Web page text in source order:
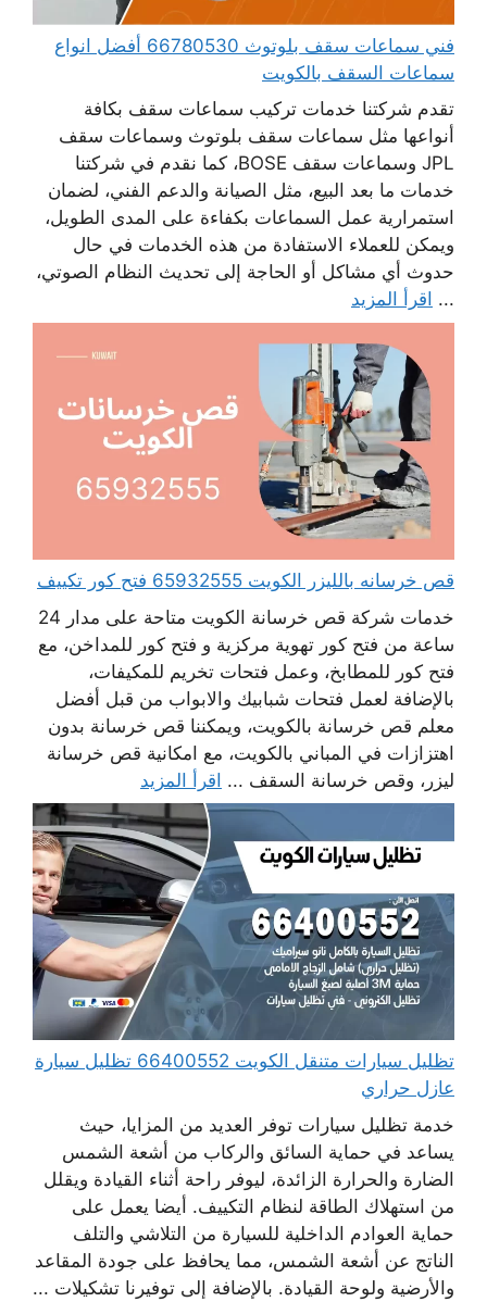
فني سماعات سقف بلوتوث 66780530 أفضل انواع
سماعات السقف بالكويت
تقدم شركتنا خدمات تركيب سماعات سقف بكافة
أنواعها مثل سماعات سقف بلوتوث وسماعات سقف
JPL وسماعات سقف BOSE، كما نقدم في شركتنا
خدمات ما بعد البيع، مثل الصيانة والدعم الفني، لضمان
استمرارية عمل السماعات بكفاءة على المدى الطويل،
ويمكن للعملاء الاستفادة من هذه الخدمات في حال
حدوث أي مشاكل أو الحاجة إلى تحديث النظام الصوتي،
... اقرأ المزيد
قص خرسانه بالليزر الكويت 65932555 فتح كور تكييف
خدمات شركة قص خرسانة الكويت متاحة على مدار 24
ساعة من فتح كور تهوية مركزية و فتح كور للمداخن، مع
فتح كور للمطابخ، وعمل فتحات تخريم للمكيفات،
بالإضافة لعمل فتحات شبابيك والابواب من قبل أفضل
معلم قص خرسانة بالكويت، ويمكننا قص خرسانة بدون
اهتزازات في المباني بالكويت، مع امكانية قص خرسانة
ليزر، وقص خرسانة السقف ... اقرأ المزيد
تظليل سيارات متنقل الكويت 66400552 تظليل سيارة
عازل حراري
خدمة تظليل سيارات توفر العديد من المزايا، حيث
يساعد في حماية السائق والركاب من أشعة الشمس
الضارة والحرارة الزائدة، ليوفر راحة أثناء القيادة ويقلل
من استهلاك الطاقة لنظام التكييف. أيضا يعمل على
حماية العوادم الداخلية للسيارة من التلاشي والتلف
الناتج عن أشعة الشمس، مما يحافظ على جودة المقاعد
والأرضية ولوحة القيادة. بالإضافة إلى توفيرنا تشكيلات ...